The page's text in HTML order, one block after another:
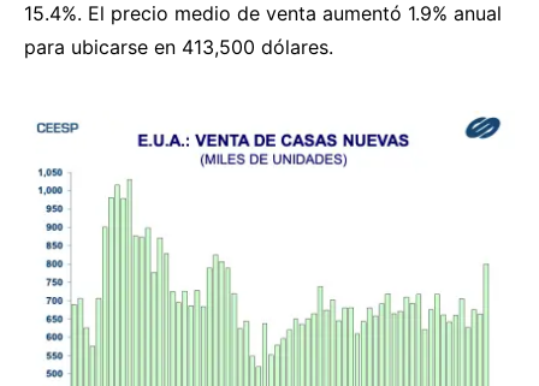
15.4%. El precio medio de venta aumentó 1.9% anual
para ubicarse en 413,500 dólares.